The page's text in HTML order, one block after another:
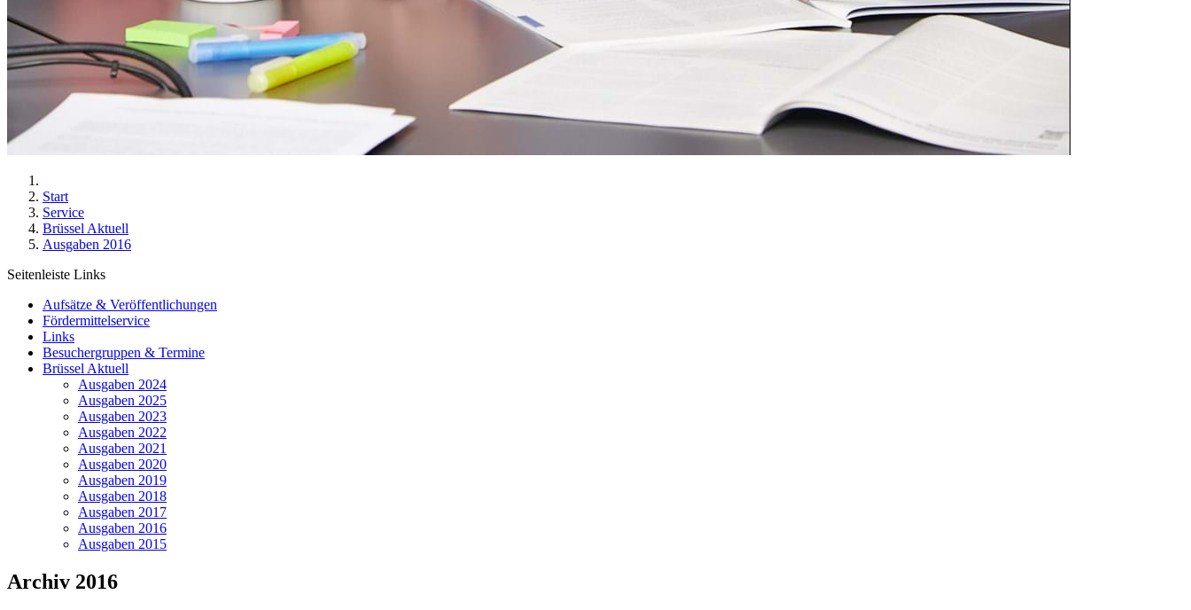
Start
Service
Brüssel Aktuell
Ausgaben 2016
Seitenleiste Links
Aufsätze & Veröffentlichungen
Fördermittelservice
Links
Besuchergruppen & Termine
Brüssel Aktuell
Ausgaben 2024
Ausgaben 2025
Ausgaben 2023
Ausgaben 2022
Ausgaben 2021
Ausgaben 2020
Ausgaben 2019
Ausgaben 2018
Ausgaben 2017
Ausgaben 2016
Ausgaben 2015
Archiv 2016